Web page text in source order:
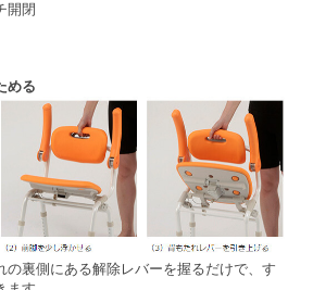
開閉
める
の裏側にある解除レバーを握るだけで、す